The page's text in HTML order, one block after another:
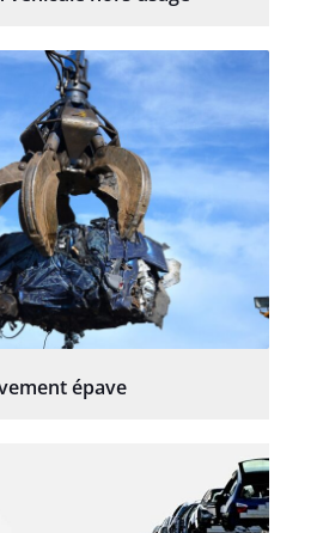
épave